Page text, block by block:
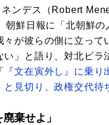
ンデス（Robert
朝鮮日報に「北朝鮮の
々が彼らの側に立って
い」と語り、対北ビラ
『文在寅外し』に乗
と見切り、政権交代待
棄せよ」